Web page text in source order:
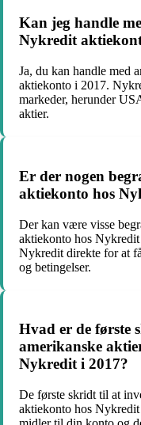
Kan jeg handle
Nykredit
Ja, du kan handle med
aktiekonto i 2017.
markeder, herunder
aktier.
Er der nogen
aktiekonto hos
Der kan være visse
aktiekonto hos
Nykredit direkte for at
og betingelser.
Hvad er de første
amerikanske
Nykredit i 2017?
De første skridt til at
aktiekonto hos